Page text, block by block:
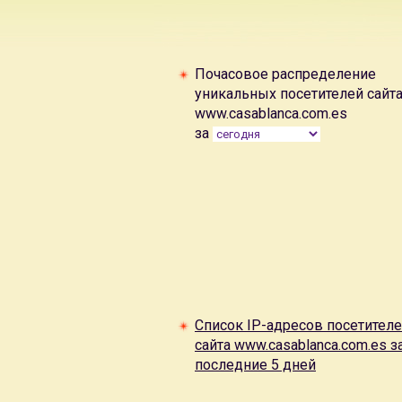
Почасовое распределение
уникальных посетителей сайта
www.casablanca.com.es
за
Список IP-адресов
сайта www.casablanca.com.es
последние 5 дней